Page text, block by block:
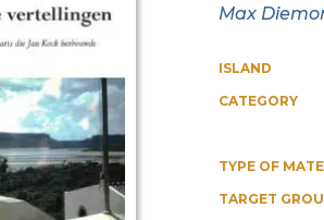
Max
ISLAND
CATEGORY
TYPE OF
TARGET